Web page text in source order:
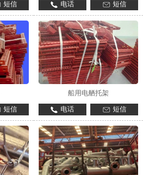
短信 电话 短信
短信
船用电舾托架
电话 短信